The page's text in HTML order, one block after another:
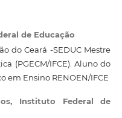
de Educação
do Ceará -SEDUC Mestre
(PGECM/IFCE). Aluno do
em Ensino RENOEN/IFCE
Instituto Federal de